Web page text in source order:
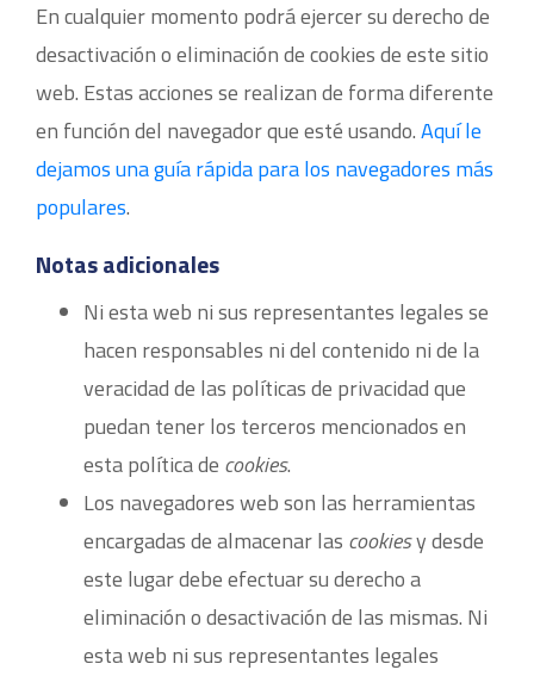
En cualquier momento podrá ejercer su derecho de
desactivación o eliminación de cookies de este sitio
web. Estas acciones se realizan de forma diferente
en función del navegador que esté usando.Aquí le
dejamos una guía rápida para los navegadores más
populares.
Notas adicionales
Ni esta web ni sus representantes legales se
hacen responsables ni del contenido ni de la
veracidad de las políticas de privacidad que
puedan tener los terceros mencionados en
esta política de cookies.
Los navegadores web son las herramientas
encargadas de almacenar las cookiesy desde
este lugar debe efectuar su derecho a
eliminación o desactivación de las mismas. Ni
esta web ni sus representantes legales